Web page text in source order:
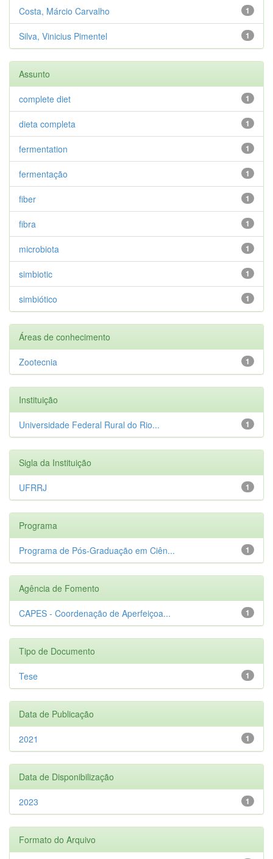
1
Costa, Márcio Carvalho
1
Silva, Vinicius Pimentel
Assunto
1
complete diet
1
dieta completa
1
fermentation
1
fermentação
1
fiber
1
fibra
1
microbiota
1
simbiotic
1
simbiótico
Áreas de conhecimento
1
Zootecnia
Instituição
1
Universidade Federal Rural do Rio...
Sigla da Instituição
1
UFRRJ
Programa
1
Programa de Pós-Graduação em Ciên...
Agência de Fomento
1
CAPES - Coordenação de Aperfeiçoa...
Tipo de Documento
1
Tese
Data de Publicação
1
2021
Data de Disponibilização
1
2023
Formato do Arquivo